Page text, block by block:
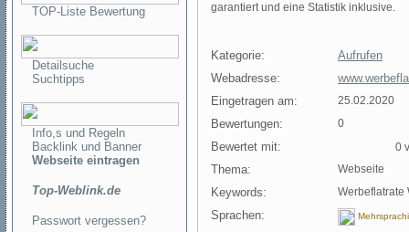
TOP-Liste Bewertung
Detailsuche
Suchtipps
Info,s und Regeln
Backlink und Banner
Webseite eintragen
Top-Weblink.de
Passwort vergessen?
garantiert und eine Statistik inklusive.
Kategorie:
Aufrufen
Webadresse:
Eingetragen am:
25.02.2020
Bewertungen: 0
Bewertet mit: 0
Thema: Webseite
Keywords: Werbeflatrate
Sprachen: